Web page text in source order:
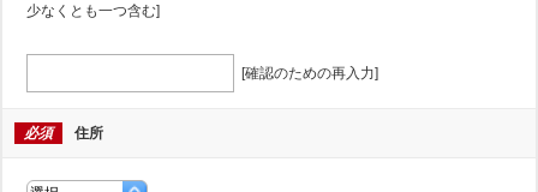
少なくとも一つ含む]
[確認のための再入力]
必須 住所